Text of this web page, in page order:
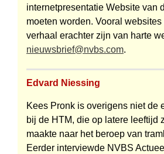
internetpresentatie Website van
moeten worden. Vooral
verhaal erachter zijn van harte
nieuwsbrief@nvbs.com.
Edvard Niessing
Kees Pronk is overigens niet de
bij de HTM, die op latere leeftijd
maakte naar het beroep van
Eerder interviewde NVBS